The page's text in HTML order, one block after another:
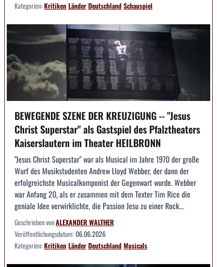
Kategorien:KritikenLänderDeutschlandSchauspiel
BEWEGENDE SZENE DER KREUZIGUNG -- "Jesus
Christ Superstar" als Gastspiel des Pfalztheaters
Kaiserslautern im Theater HEILBRONN
"Jesus Christ Superstar" war als Musical im Jahre 1970 der große
Wurf des Musikstudenten Andrew Lloyd Webber, der dann der
erfolgreichste Musicalkomponist der Gegenwart wurde. Webber
war Anfang 20, als er zusammen mit dem Texter Tim Rice die
geniale Idee verwirklichte, die Passion Jesu zu einer Rock...
Geschrieben vonALEXANDER WALTHER
Veröffentlichungsdatum:06.06.2026
Kategorien:KritikenLänderDeutschlandMusicals